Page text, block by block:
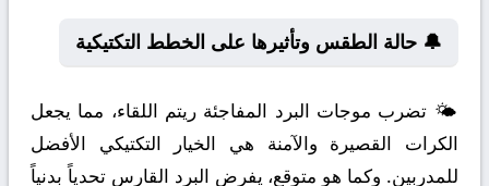
🔔 حالة الطقس وتأثيرها على الخطط التكتيكية
🌤️ تضرب موجات البرد المفاجئة ريتم اللقاء، مما يجعل
الكرات القصيرة والآمنة هي الخيار التكتيكي الأفضل
للمدربين. وكما هو متوقع، يفرض البرد القارس تحدياً بدنياً